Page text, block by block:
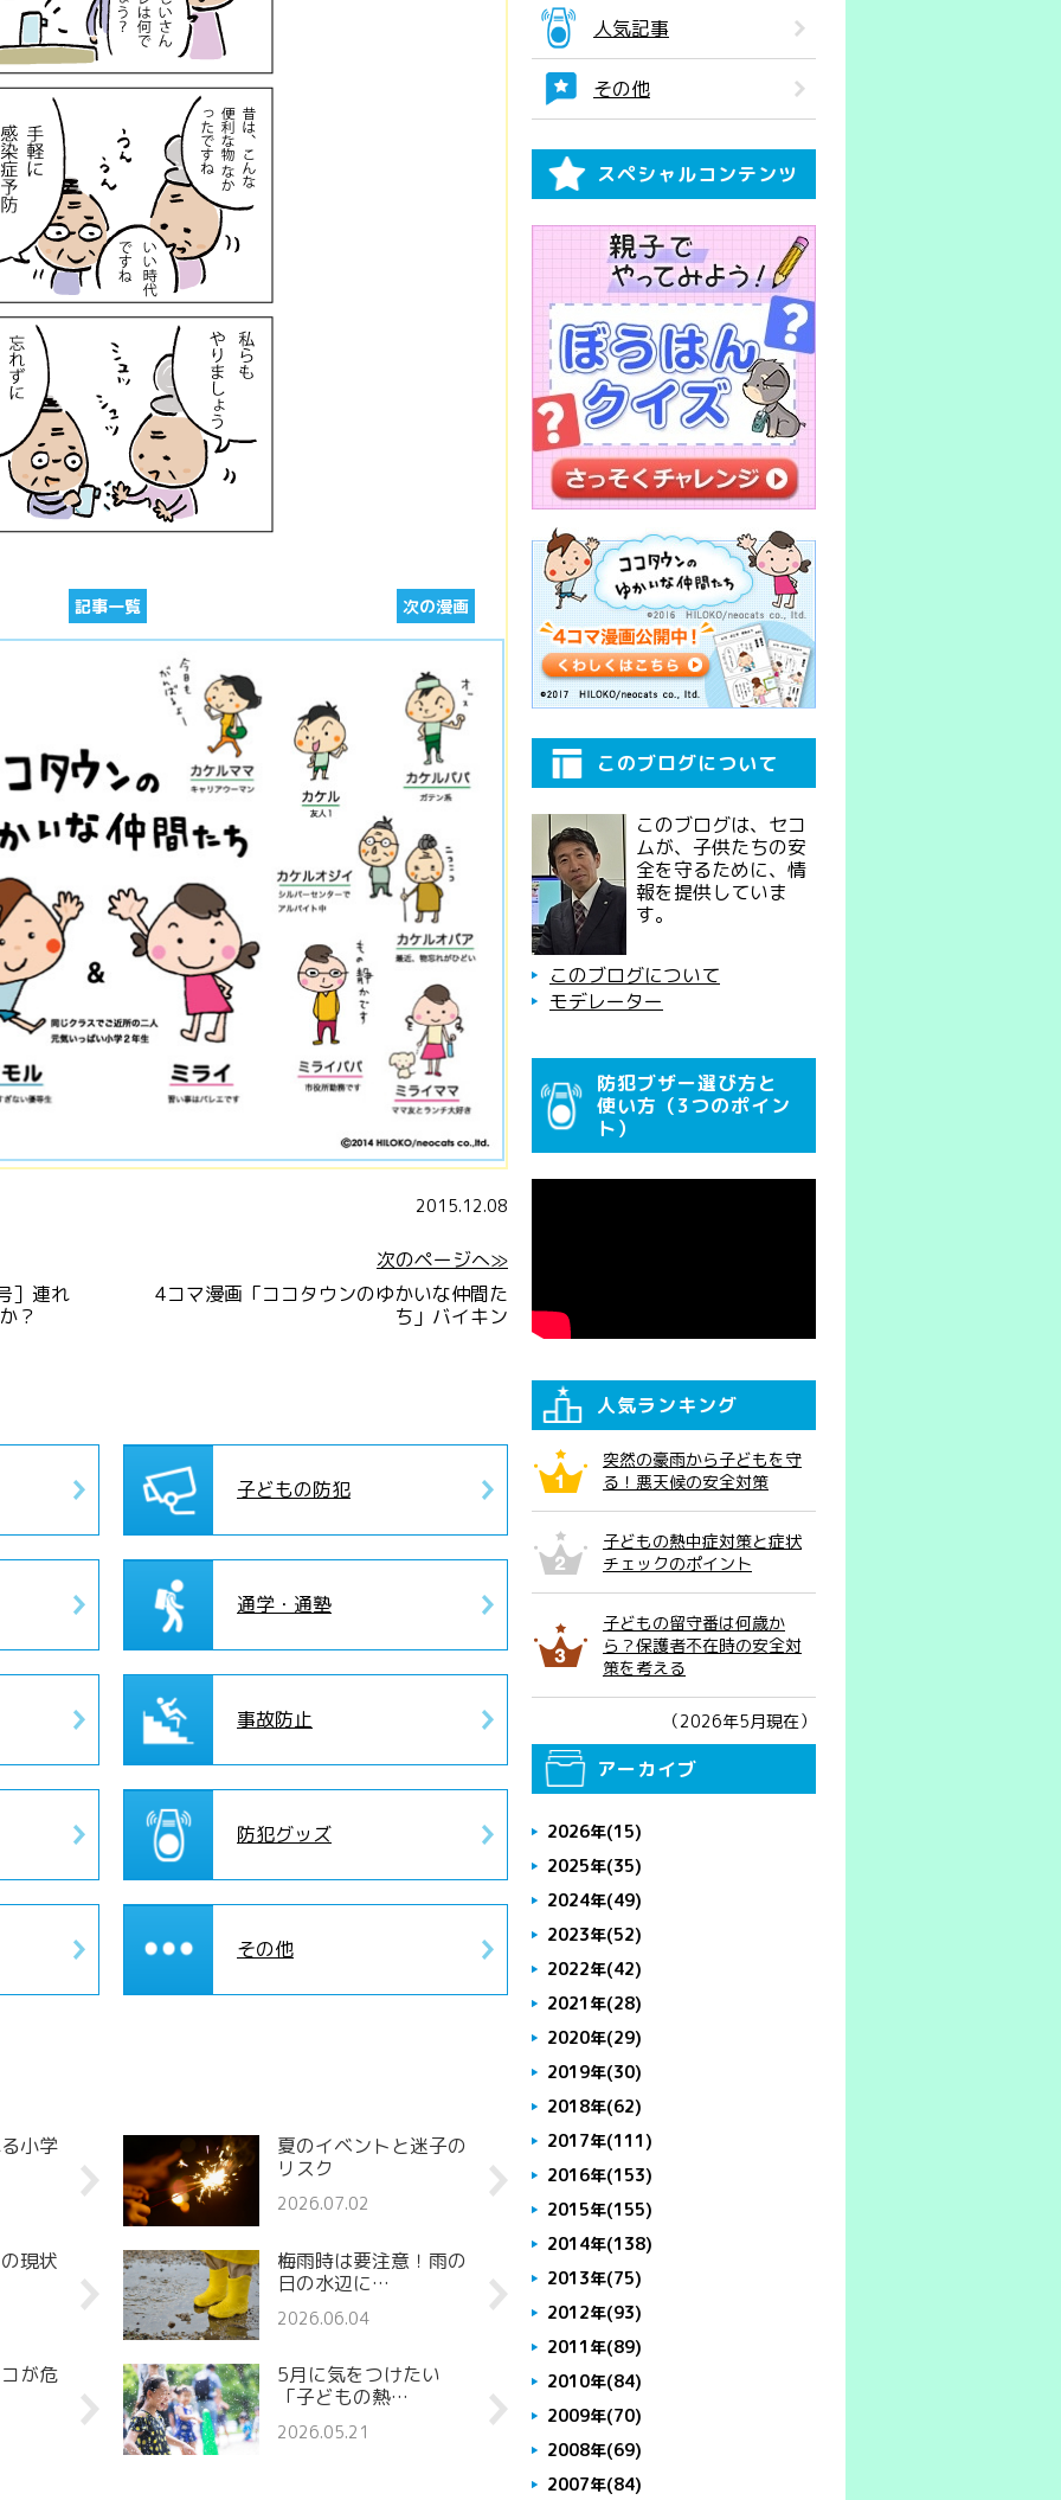
記事一覧 次の漫画
2015.12.08
次のページへ≫
］連れ
？
4コマ漫画「ココタウンのゆかいな仲間た
ち」バイキン
子どもの防犯
通学・通塾
事故防止
防犯グッズ
その他
小学
夏のイベントと迷子の
リスク
2026.07.02
現状
梅雨時は要注意！雨の
日の水辺に…
2026.06.04
が危
5月に気をつけたい
「子どもの熱…
2026.05.21
人気記事
その他
スペシャルコンテンツ
このブログについて
このブログは、セコ
ムが、子供たちの安
全を守るために、情
報を提供していま
す。
このブログについて
モデレーター
防犯ブザー選び方と
使い方（3つのポイン
ト）
人気ランキング
突然の豪雨から子どもを守
る！悪天候の安全対策
子どもの熱中症対策と症状
チェックのポイント
子どもの留守番は何歳か
ら？保護者不在時の安全対
策を考える
（2026年5月現在）
アーカイブ
2026年(15)
2025年(35)
2024年(49)
2023年(52)
2022年(42)
2021年(28)
2020年(29)
2019年(30)
2018年(62)
2017年(111)
2016年(153)
2015年(155)
2014年(138)
2013年(75)
2012年(93)
2011年(89)
2010年(84)
2009年(70)
2008年(69)
2007年(84)